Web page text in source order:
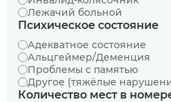
Лежачий больной
Психическое состояние
Адекватное состояние
Альцгеймер/Деменция
Проблемы с памятью
Другое (тяжёлые
Количество мест в